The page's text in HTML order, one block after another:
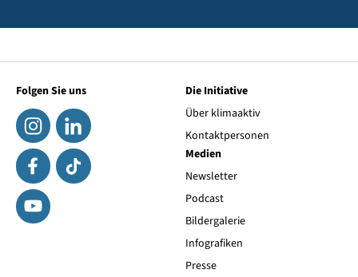
Folgen Sie uns
Die Initiative
Über klimaaktiv
Kontaktpersonen
Medien
Newsletter
Podcast
Bildergalerie
Infografiken
Presse